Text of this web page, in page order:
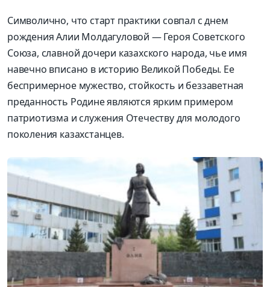
Символично, что старт практики совпал с днем
рождения Алии Молдагуловой — Героя Советского
Союза, славной дочери казахского народа, чье имя
навечно вписано в историю Великой Победы. Ее
беспримерное мужество, стойкость и беззаветная
преданность Родине являются ярким примером
патриотизма и служения Отечеству для молодого
поколения казахстанцев.